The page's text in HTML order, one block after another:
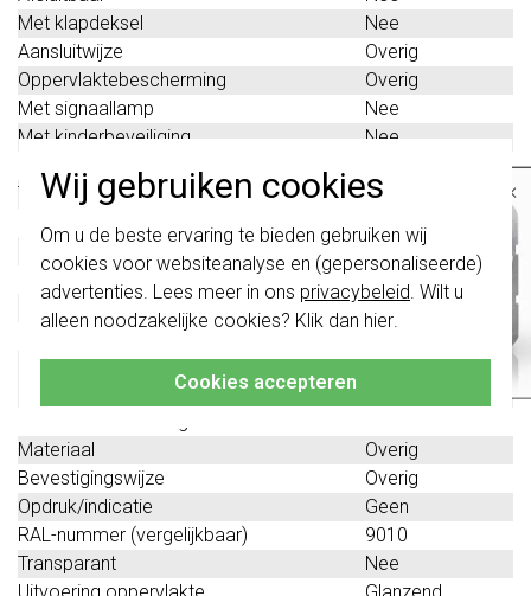
Wij gebruiken cookies
Om u de beste ervaring te bieden gebruiken wij
cookies voor websiteanalyse en (gepersonaliseerde)
advertenties. Lees meer in ons privacybeleid . Wilt u
alleen noodzakelijke cookies? Klik dan hier
Cookies accepteren
Met klapdeksel
Nee
Aansluitwijze
Overig
Oppervlaktebescherming
Overig
Met signaallamp
Nee
Met kinderbeveiliging
Nee
Tekstveld/beschrijvingsvlak
Nee
Nee
Foutstroombeveiliging
Speciale voeding
Geen speciale
Materiaal
Overig
Bevestigingswijze
Overig
Opdruk/indicatie
Geen
RAL-nummer (vergelijkbaar)
9010
Transparant
Nee
×
schakelwippen zijn vernieuwd. Ze zijn
niette combineren met de schakelaars
van vóór augustus 2024.
Klik hiervoor meer informatie, zodat je